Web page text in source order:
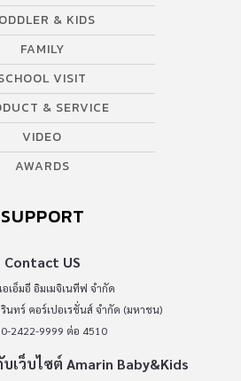
& KIDS
FAMILY
VISIT
& SERVICE
VIDEO
AWARDS
SUPPORT
Contact US
เอ็มอี อิมเมจิเนทีฟ จำกัด
นทร์ คอร์เปอเรชั่นส์ จำกัด (มหาชน)
0-2422-9999 ต่อ 4510
เว็บไซต์ Amarin Baby&Kids